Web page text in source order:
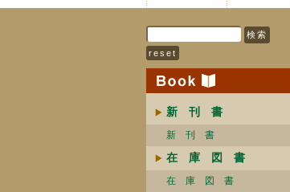
新 刊 書
新 刊 書
在 庫 図 書
在 庫 図 書